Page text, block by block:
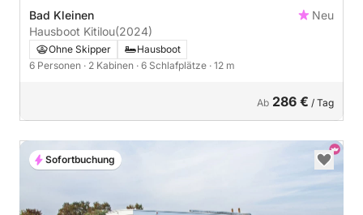
Bad Kleinen
Neu
Hausboot Kitilou(2024)
Ohne Skipper
Hausboot
6 Personen · 2 Kabinen · 6 Schlafplätze · 12 m
Ab 286 € / Tag
Sofortbuchung